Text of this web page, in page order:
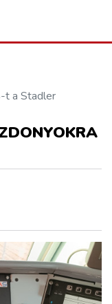
megtekintése
t a Stadler